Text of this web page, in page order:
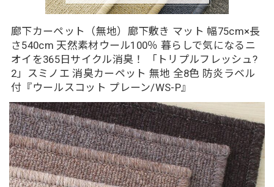
廊下カーペット（無地）廊下敷き マット 幅75cm×長
さ540cm 天然素材ウール100％ 暮らしで気になるニ
オイを365日サイクル消臭！ 「トリプルフレッシュ?
2」スミノエ 消臭カーペット 無地 全8色 防炎ラベル
付『ウールスコット プレーン/WS-P』